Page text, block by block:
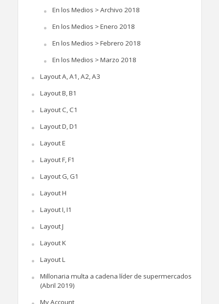
En los Medios > Archivo 2018
En los Medios > Enero 2018
En los Medios > Febrero 2018
En los Medios > Marzo 2018
Layout A, A1, A2, A3
Layout B, B1
Layout C, C1
Layout D, D1
Layout E
Layout F, F1
Layout G, G1
Layout H
Layout I, I1
Layout J
Layout K
Layout L
Millonaria multa a cadena líder de supermercados
(Abril 2019)
My Account